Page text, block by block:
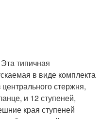
типичная
в виде комплекта
стержня,
и 12 ступеней,
края ступеней